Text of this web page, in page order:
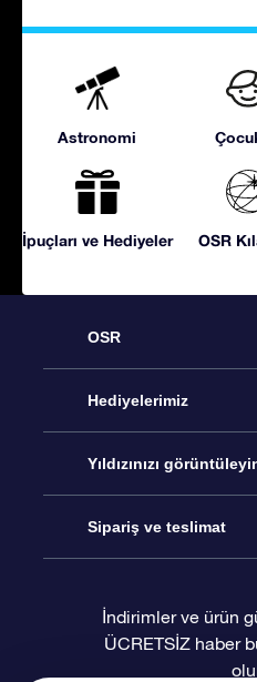
Astronomi
İpuçları ve Hediyeler OSR
OSR
Hizmet
İletişim
Blogu
Değerlendirmeler
Hediyelerimiz
Çevrimiçi Yıldız Hediyesi
OSR Hediye Paketi
OSR Hediye Kartı
Yıldızınızı
Star Register
Kişiselleştirilmiş Yıldız
Sipariş ve teslimat
Ödeme bilgileri
İndirimler ve ürün
ÜCRETSİZ haber